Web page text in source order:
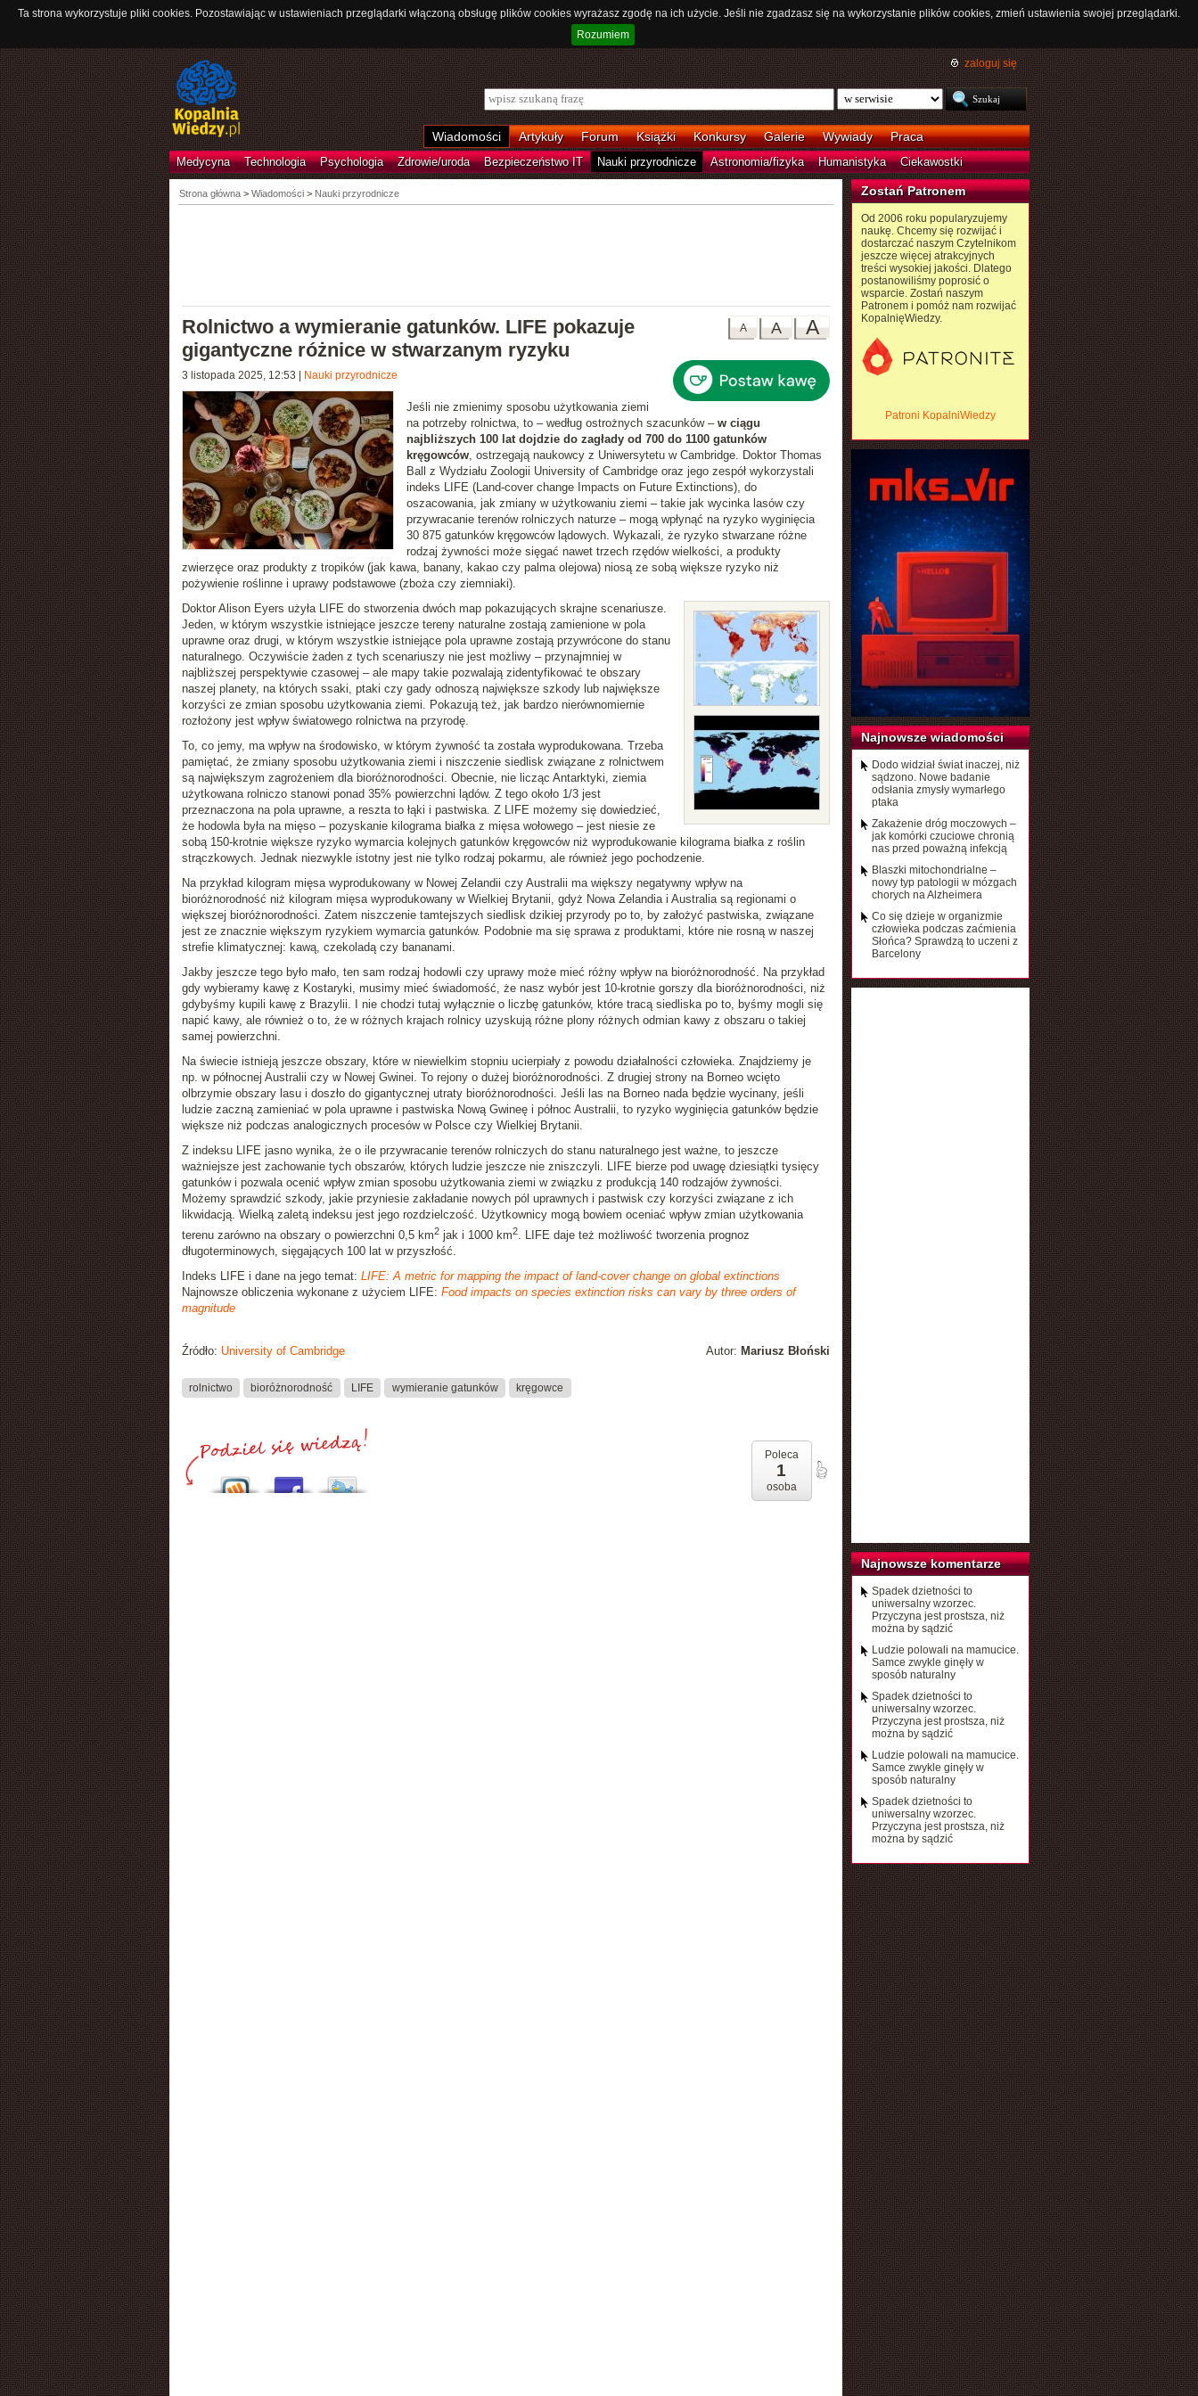
Ta strona wykorzystuje pliki cookies. Pozostawiając w ustawieniach przeglądarki włączoną obsługę plików cookies wyrażasz zgodę na ich użycie. Jeśli nie zgadzasz się na wykorzystanie plików cookies, zmień ustawienia swojej przeglądarki.
Rozumiem
zaloguj się
Wiadomości Artykuły Forum Książki Konkursy Galerie Wywiady Praca
Medycyna Technologia Psychologia Zdrowie/uroda Bezpieczeństwo IT Nauki przyrodnicze Astronomia/fizyka Humanistyka Ciekawostki
Strona główna> Wiadomości > Nauki przyrodnicze
A
A
A
Rolnictwo a wymieranie gatunków. LIFE pokazuje
gigantyczne różnice w stwarzanym ryzyku
3 listopada 2025, 12:53 Nauki przyrodnicze
Jeśli nie zmienimy sposobu użytkowania ziemi
na potrzeby rolnictwa, to – według ostrożnych szacunków – w ciągu
najbliższych 100 lat dojdzie do zagłady od 700 do 1100 gatunków
kręgowców, ostrzegają naukowcy z Uniwersytetu w Cambridge. Doktor Thomas
Ball z Wydziału Zoologii University of Cambridge oraz jego zespół wykorzystali
indeks LIFE (Land-cover change Impacts on Future Extinctions), do
oszacowania, jak zmiany w użytkowaniu ziemi – takie jak wycinka lasów czy
przywracanie terenów rolniczych naturze – mogą wpłynąć na ryzyko wyginięcia
30 875 gatunków kręgowców lądowych. Wykazali, że ryzyko stwarzane różne
rodzaj żywności może sięgać nawet trzech rzędów wielkości, a produkty
zwierzęce oraz produkty z tropików (jak kawa, banany, kakao czy palma olejowa) niosą ze sobą większe ryzyko niż
pożywienie roślinne i uprawy podstawowe (zboża czy ziemniaki).
Doktor Alison Eyers użyła LIFE do stworzenia dwóch map pokazujących skrajne scenariusze.
Jeden, w którym wszystkie istniejące jeszcze tereny naturalne zostają zamienione w pola
uprawne oraz drugi, w którym wszystkie istniejące pola uprawne zostają przywrócone do stanu
naturalnego. Oczywiście żaden z tych scenariuszy nie jest możliwy – przynajmniej w
najbliższej perspektywie czasowej – ale mapy takie pozwalają zidentyfikować te obszary
naszej planety, na których ssaki, ptaki czy gady odnoszą największe szkody lub największe
korzyści ze zmian sposobu użytkowania ziemi. Pokazują też, jak bardzo nierównomiernie
rozłożony jest wpływ światowego rolnictwa na przyrodę.
To, co jemy, ma wpływ na środowisko, w którym żywność ta została wyprodukowana. Trzeba
pamiętać, że zmiany sposobu użytkowania ziemi i niszczenie siedlisk związane z rolnictwem
są największym zagrożeniem dla bioróżnorodności. Obecnie, nie licząc Antarktyki, ziemia
użytkowana rolniczo stanowi ponad 35% powierzchni lądów. Z tego około 1/3 jest
przeznaczona na pola uprawne, a reszta to łąki i pastwiska. Z LIFE możemy się dowiedzieć,
że hodowla była na mięso – pozyskanie kilograma białka z mięsa wołowego – jest niesie ze
sobą 150-krotnie większe ryzyko wymarcia kolejnych gatunków kręgowców niż wyprodukowanie kilograma białka z roślin
strączkowych. Jednak niezwykle istotny jest nie tylko rodzaj pokarmu, ale również jego pochodzenie.
Na przykład kilogram mięsa wyprodukowany w Nowej Zelandii czy Australii ma większy negatywny wpływ na
bioróżnorodność niż kilogram mięsa wyprodukowany w Wielkiej Brytanii, gdyż Nowa Zelandia i Australia są regionami o
większej bioróżnorodności. Zatem niszczenie tamtejszych siedlisk dzikiej przyrody po to, by założyć pastwiska, związane
jest ze znacznie większym ryzykiem wymarcia gatunków. Podobnie ma się sprawa z produktami, które nie rosną w naszej
strefie klimatycznej: kawą, czekoladą czy bananami.
Jakby jeszcze tego było mało, ten sam rodzaj hodowli czy uprawy może mieć różny wpływ na bioróżnorodność. Na przykład
gdy wybieramy kawę z Kostaryki, musimy mieć świadomość, że nasz wybór jest 10-krotnie gorszy dla bioróżnorodności, niż
gdybyśmy kupili kawę z Brazylii. I nie chodzi tutaj wyłącznie o liczbę gatunków, które tracą siedliska po to, byśmy mogli się
napić kawy, ale również o to, że w różnych krajach rolnicy uzyskują różne plony różnych odmian kawy z obszaru o takiej
samej powierzchni.
Na świecie istnieją jeszcze obszary, które w niewielkim stopniu ucierpiały z powodu działalności człowieka. Znajdziemy je
np. w północnej Australii czy w Nowej Gwinei. To rejony o dużej bioróżnorodności. Z drugiej strony na Borneo wcięto
olbrzymie obszary lasu i doszło do gigantycznej utraty bioróżnorodności. Jeśli las na Borneo nada będzie wycinany, jeśli
ludzie zaczną zamieniać w pola uprawne i pastwiska Nową Gwineę i północ Australii, to ryzyko wyginięcia gatunków będzie
większe niż podczas analogicznych procesów w Polsce czy Wielkiej Brytanii.
Z indeksu LIFE jasno wynika, że o ile przywracanie terenów rolniczych do stanu naturalnego jest ważne, to jeszcze
ważniejsze jest zachowanie tych obszarów, których ludzie jeszcze nie zniszczyli. LIFE bierze pod uwagę dziesiątki tysięcy
gatunków i pozwala ocenić wpływ zmian sposobu użytkowania ziemi w związku z produkcją 140 rodzajów żywności.
Możemy sprawdzić szkody, jakie przyniesie zakładanie nowych pól uprawnych i pastwisk czy korzyści związane z ich
likwidacją. Wielką zaletą indeksu jest jego rozdzielczość. Użytkownicy mogą bowiem oceniać wpływ zmian użytkowania
terenu zarówno na obszary o powierzchni 0,5 km2jak i 1000 km2. LIFE daje też możliwość tworzenia prognoz
długoterminowych, sięgających 100 lat w przyszłość.
Indeks LIFE i dane na jego temat: LIFE: A metric for mapping the impact of land-cover change on global extinctions
Najnowsze obliczenia wykonane z użyciem LIFE: Food impacts on species extinction risks can vary by three orders of
magnitude
Autor: Mariusz Błoński
Źródło: University of Cambridge
rolnictwo bioróżnorodność LIFE wymieranie gatunków kręgowce
Poleca
1
osoba
Zostań Patronem
Od 2006 roku popularyzujemy
naukę. Chcemy się rozwijać i
dostarczać naszym Czytelnikom
jeszcze więcej atrakcyjnych
treści wysokiej jakości. Dlatego
postanowiliśmy poprosić o
wsparcie. Zostań naszym
Patronem i pomóż nam rozwijać
KopalnięWiedzy.
Patroni KopalniWiedzy
Najnowsze wiadomości
Dodo widział świat inaczej, niż
sądzono. Nowe badanie
odsłania zmysły wymarłego
ptaka
Zakażenie dróg moczowych –
jak komórki czuciowe chronią
nas przed poważną infekcją
Blaszki mitochondrialne –
nowy typ patologii w mózgach
chorych na Alzheimera
Co się dzieje w organizmie
człowieka podczas zaćmienia
Słońca? Sprawdzą to uczeni z
Barcelony
Najnowsze komentarze
Spadek dzietności to
uniwersalny wzorzec.
Przyczyna jest prostsza, niż
można by sądzić
Ludzie polowali na mamucice.
Samce zwykle ginęły w
sposób naturalny
Spadek dzietności to
uniwersalny wzorzec.
Przyczyna jest prostsza, niż
można by sądzić
Ludzie polowali na mamucice.
Samce zwykle ginęły w
sposób naturalny
Spadek dzietności to
uniwersalny wzorzec.
Przyczyna jest prostsza, niż
można by sądzić